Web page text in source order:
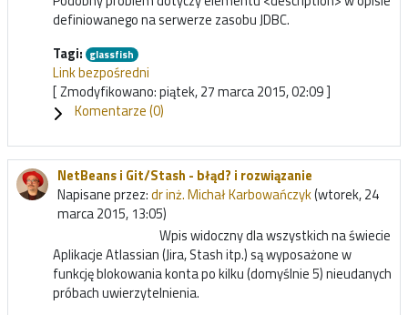
definiowanego na serwerze zasobu JDBC.
Tagi: glassfish
Link bezpośredni
[ Zmodyfikowano: piątek, 27 marca 2015, 02:09 ]
Komentarze (0)
NetBeans i Git/Stash - błąd? i rozwiązanie
Napisane przez:dr inż. Michał Karbowańczyk(wtorek, 24
marca 2015, 13:05)
Wpis widoczny dla wszystkich na świecie
Aplikacje Atlassian (Jira, Stash itp.) są wyposażone w
funkcję blokowania konta po kilku (domyślnie 5) nieudanych
próbach uwierzytelnienia.